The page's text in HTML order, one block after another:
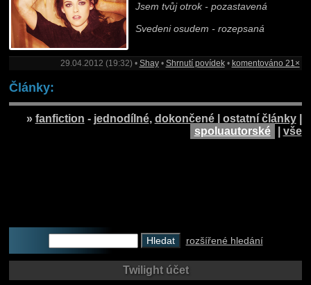
Jsem tvůj otrok - pozastavená
Svedeni osudem - rozepsaná
29.04.2012 (19:32) • Shay• Shrnutí povídek• komentováno 21×
Články:
» fanfiction - jednodílné, dokončené| ostatní články|
spoluautorské
vše
rozšířené hledání
Twilight účet